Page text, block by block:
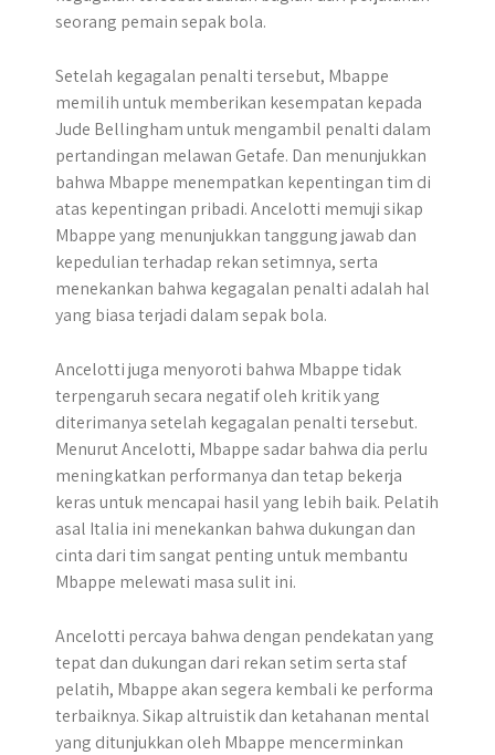
seorang pemain sepak bola.
Setelah kegagalan penalti tersebut, Mbappe
memilih untuk memberikan kesempatan kepada
Jude Bellingham untuk mengambil penalti dalam
pertandingan melawan Getafe. Dan menunjukkan
bahwa Mbappe menempatkan kepentingan tim di
atas kepentingan pribadi. Ancelotti memuji sikap
Mbappe yang menunjukkan tanggung jawab dan
kepedulian terhadap rekan setimnya, serta
menekankan bahwa kegagalan penalti adalah hal
yang biasa terjadi dalam sepak bola.
Ancelotti juga menyoroti bahwa Mbappe tidak
terpengaruh secara negatif oleh kritik yang
diterimanya setelah kegagalan penalti tersebut.
Menurut Ancelotti, Mbappe sadar bahwa dia perlu
meningkatkan performanya dan tetap bekerja
keras untuk mencapai hasil yang lebih baik. Pelatih
asal Italia ini menekankan bahwa dukungan dan
cinta dari tim sangat penting untuk membantu
Mbappe melewati masa sulit ini.
Ancelotti percaya bahwa dengan pendekatan yang
tepat dan dukungan dari rekan setim serta staf
pelatih, Mbappe akan segera kembali ke performa
terbaiknya. Sikap altruistik dan ketahanan mental
yang ditunjukkan oleh Mbappe mencerminkan